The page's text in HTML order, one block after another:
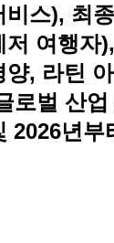
스), 최
저 여행자
양, 라틴
로벌 산
2026년부